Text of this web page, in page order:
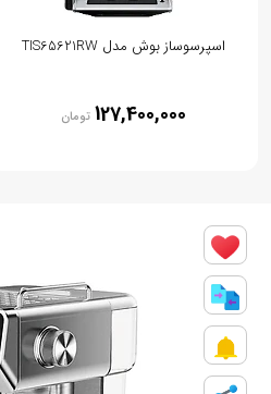
اسپرسوساز بوش مدل TIS65621RW
127,400,000 تومان